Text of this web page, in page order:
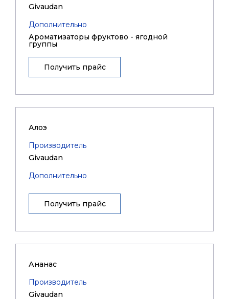
Givaudan
Дополнительно
Ароматизаторы фруктово - ягодной
группы
Получить прайс
Алоэ
Производитель
Givaudan
Дополнительно
Получить прайс
Ананас
Производитель
Givaudan